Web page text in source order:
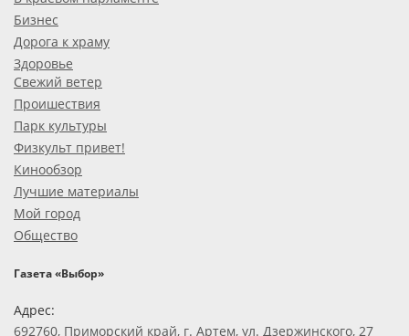
Бизнес
Дорога к храму
Здоровье
Свежий ветер
Проишествия
Парк культуры
Физкульт привет!
Кинообзор
Лучшие материалы
Мой город
Общество
Газета «Выбор»
Адрес:
692760, Приморский край, г. Артем, ул. Дзержинского, 27